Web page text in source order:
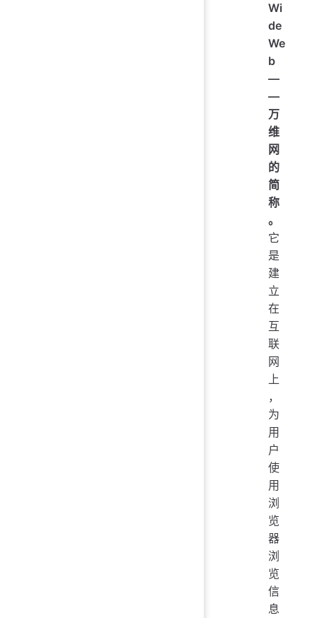
Wi
de
We
b
—
—
万
维
网
的
简
称
。
它
是
建
立
在
互
联
网
上
，
为
用
户
使
用
浏
览
器
浏
览
信
息